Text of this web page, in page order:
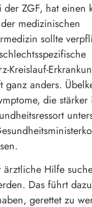
ZGF, hat einen
medizinischen
sollte
Kreislauf-
ganz anders.
die stärker
ärztliche Hilfe
Das führt
gerettet zu